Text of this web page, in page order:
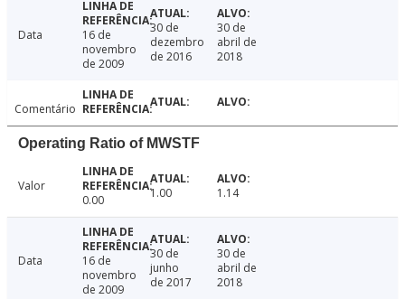
Data
16 de
novembro
de 2009
30 de
dezembro
de 2016
30 de
abril de
2018
Comentário
Operating Ratio of MWSTF
Valor
0.00
1.00 1.14
Data
16 de
novembro
de 2009
30 de
junho
de 2017
30 de
abril de
2018